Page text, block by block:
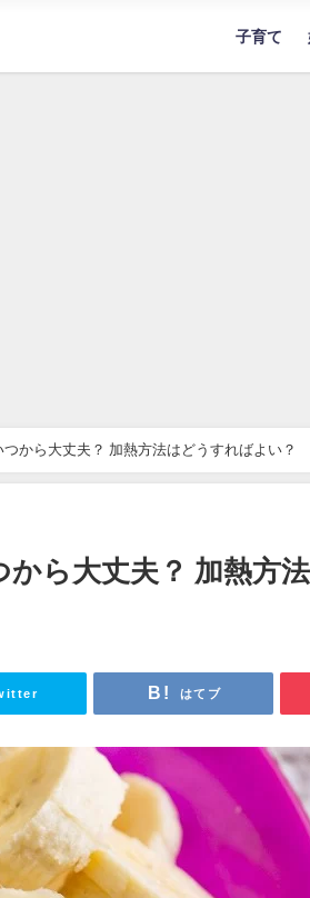
子育て
から大丈夫？ 加熱方法はどうすればよい？
ら大丈夫？ 加熱方
はてブ